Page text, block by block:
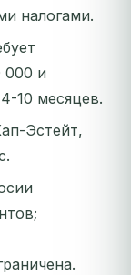
налогами.
000 и
10 месяцев.
Эстейт,